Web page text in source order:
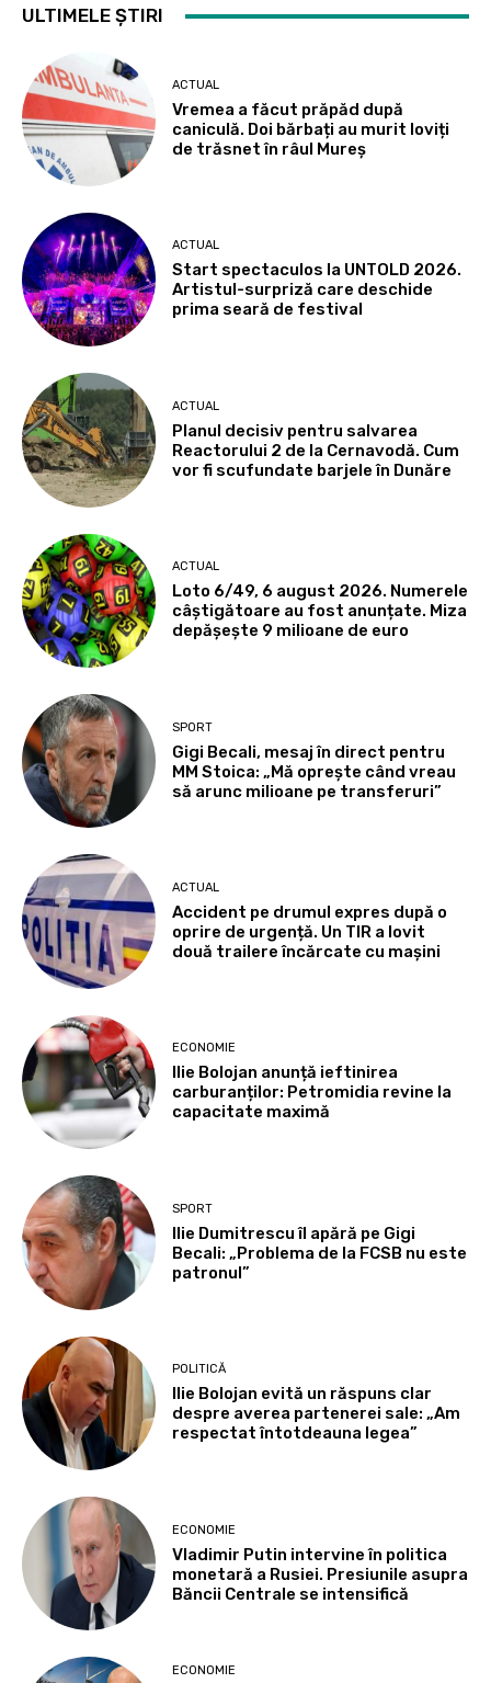
ULTIMELE ȘTIRI
ACTUAL
Vremea a făcut prăpăd după
caniculă. Doi bărbați au murit loviți
de trăsnet în râul Mureș
ACTUAL
Start spectaculos la UNTOLD 2026.
Artistul-surpriză care deschide
prima seară de festival
ACTUAL
Planul decisiv pentru salvarea
Reactorului 2 de la Cernavodă. Cum
vor fi scufundate barjele în Dunăre
ACTUAL
Loto 6/49, 6 august 2026. Numerele
câștigătoare au fost anunțate. Miza
depășește 9 milioane de euro
SPORT
Gigi Becali, mesaj în direct pentru
MM Stoica: „Mă oprește când vreau
să arunc milioane pe transferuri”
ACTUAL
Accident pe drumul expres după o
oprire de urgență. Un TIR a lovit
două trailere încărcate cu mașini
ECONOMIE
Ilie Bolojan anunță ieftinirea
carburanților: Petromidia revine la
capacitate maximă
SPORT
Ilie Dumitrescu îl apără pe Gigi
Becali: „Problema de la FCSB nu este
patronul”
POLITICĂ
Ilie Bolojan evită un răspuns clar
despre averea partenerei sale: „Am
respectat întotdeauna legea”
ECONOMIE
Vladimir Putin intervine în politica
monetară a Rusiei. Presiunile asupra
Băncii Centrale se intensifică
ECONOMIE